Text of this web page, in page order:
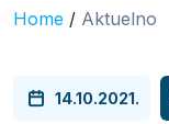
Home / Aktuelno
14.10.2021.